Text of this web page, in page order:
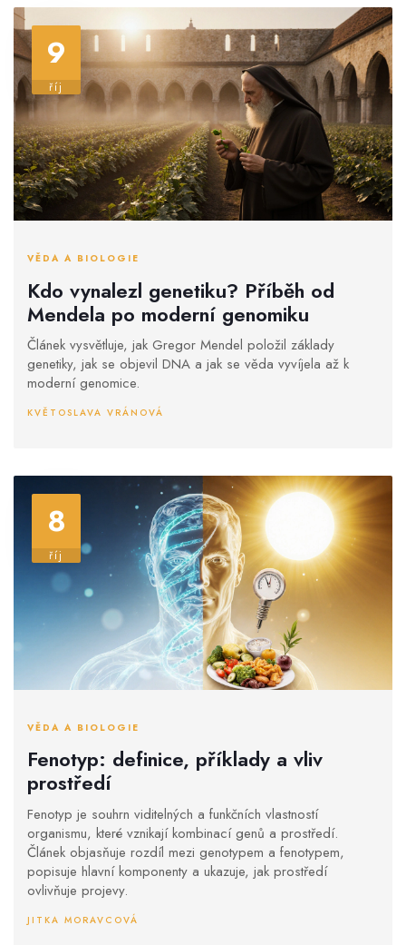
9
říj
VĚDA A BIOLOGIE
Kdo vynalezl genetiku? Příběh od
Mendela po moderní genomiku
Článek vysvětluje, jak Gregor Mendel položil základy
genetiky, jak se objevil DNA a jak se věda vyvíjela až k
moderní genomice.
KVĚTOSLAVA VRÁNOVÁ
8
říj
VĚDA A BIOLOGIE
Fenotyp: definice, příklady a vliv
prostředí
Fenotyp je souhrn viditelných a funkčních vlastností
organismu, které vznikají kombinací genů a prostředí.
Článek objasňuje rozdíl mezi genotypem a fenotypem,
popisuje hlavní komponenty a ukazuje, jak prostředí
ovlivňuje projevy.
JITKA MORAVCOVÁ